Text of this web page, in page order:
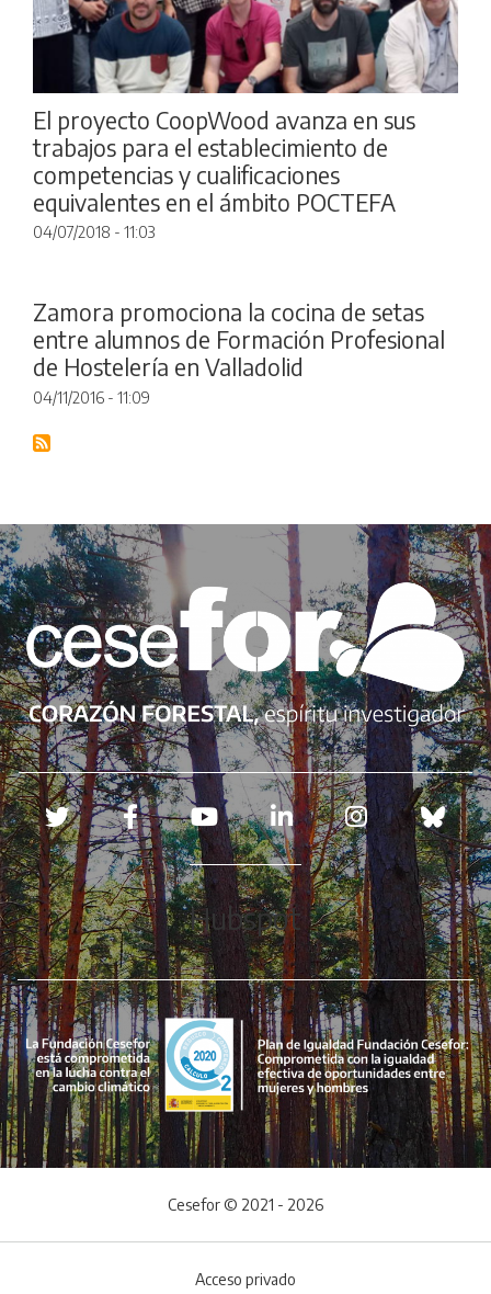
El proyecto CoopWood avanza en sus
trabajos para el establecimiento de
competencias y cualificaciones
equivalentes en el ámbito POCTEFA
04/07/2018 - 11:03
Zamora promociona la cocina de setas
entre alumnos de Formación Profesional
de Hostelería en Valladolid
04/11/2016 - 11:09
Redes sociales
Hubspot
Cesefor © 2021 - 2026
Acceso privado